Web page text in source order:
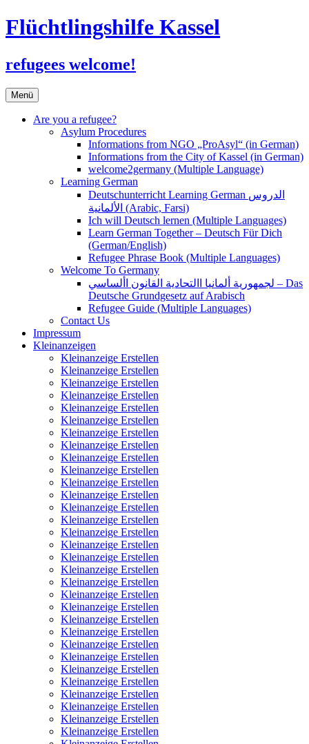
Flüchtlingshilfe Kassel
refugees welcome!
Menü Zum
Inhalt
springen
Are you a refugee?
Asylum Procedures
Informations from NGO „ProAsyl“ (in German)
Informations from the City of Kassel (in German)
welcome2germany (Multiple Language)
Learning German
Deutschunterricht Learning German الدروس
الألمانية (Arabic, Farsi)
Ich will Deutsch lernen (Multiple Languages)
Learn German Together – Deutsch Für Dich
(German/English)
Refugee Phrase Book (Multiple Languages)
Welcome To Germany
لجمهورية ألمانيا االتحادية القانون األساسي – Das
Deutsche Grundgesetz auf Arabisch
Refugee Guide (Multiple Languages)
Contact Us
Impressum
Kleinanzeigen
Kleinanzeige Erstellen
Kleinanzeige Erstellen
Kleinanzeige Erstellen
Kleinanzeige Erstellen
Kleinanzeige Erstellen
Kleinanzeige Erstellen
Kleinanzeige Erstellen
Kleinanzeige Erstellen
Kleinanzeige Erstellen
Kleinanzeige Erstellen
Kleinanzeige Erstellen
Kleinanzeige Erstellen
Kleinanzeige Erstellen
Kleinanzeige Erstellen
Kleinanzeige Erstellen
Kleinanzeige Erstellen
Kleinanzeige Erstellen
Kleinanzeige Erstellen
Kleinanzeige Erstellen
Kleinanzeige Erstellen
Kleinanzeige Erstellen
Kleinanzeige Erstellen
Kleinanzeige Erstellen
Kleinanzeige Erstellen
Kleinanzeige Erstellen
Kleinanzeige Erstellen
Kleinanzeige Erstellen
Kleinanzeige Erstellen
Kleinanzeige Erstellen
Kleinanzeige Erstellen
Kleinanzeige Erstellen